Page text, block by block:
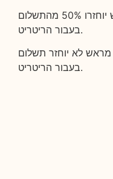
במקרה של ביטול עד שבוע מראש יוחזרו 50% מהתשלום
בעבור הריטריט.
פחות מ-7 ימים מראש לא יוחזר תשלום
בעבור הריטריט.